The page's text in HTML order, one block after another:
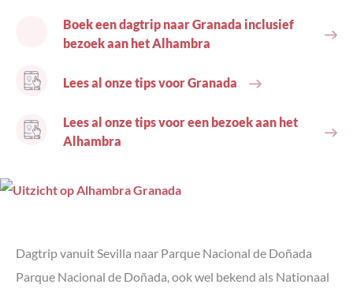
Boek een dagtrip naar Granada inclusief
bezoek aan het Alhambra
Lees al onze tips voor Granada
Lees al onze tips voor een bezoek aan het
Alhambra
Dagtripvanuit Sevilla naar Parque Nacional de Doñada
Parque Nacional de Doñada, ook wel bekend als Nationaal